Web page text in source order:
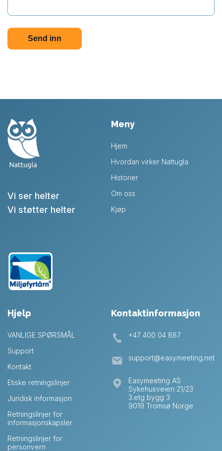
Vi ser helter
Vi støtter helter
Meny
Hjem
Hvordan virker Nattugla
Historier
Om oss
Kjøp
Hjelp
VANLIGE SPØRSMÅL
Support
Kontakt
Etiske retningslinjer
Juridisk informasjon
Retningslinjer for
informasjonskapsler
Retningslinjer for
personvern
Kontaktinformasjon
+47 400 04 887
support@easymeeting.net
Easymeeting AS
Sykehusveien 21/23
3.etg bygg 3
9019 Tromsø Norge